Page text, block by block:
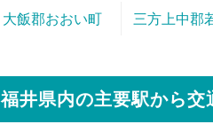
大飯郡おおい町 三方上中郡
福井県内の主要駅から交